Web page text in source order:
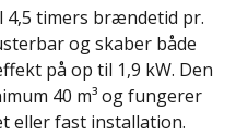
4,5 timers brændetid pr.
og skaber både
på op til 1,9 kW. Den
40 m³ og fungerer
eller fast installation.